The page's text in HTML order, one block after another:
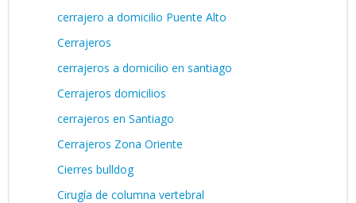
cerrajero a domicilio Puente Alto
Cerrajeros
cerrajeros a domicilio en santiago
Cerrajeros domicilios
cerrajeros en Santiago
Cerrajeros Zona Oriente
Cierres bulldog
Cirugía de columna vertebral